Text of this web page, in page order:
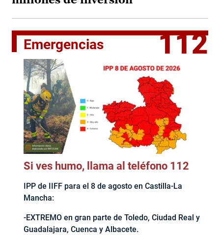
Emergencias 112
Si ves humo, llama al teléfono 112
IPP de IIFF para el 8 de agosto en Castilla-La
Mancha:
-EXTREMO en gran parte de Toledo, Ciudad Real y
Guadalajara, Cuenca y Albacete.